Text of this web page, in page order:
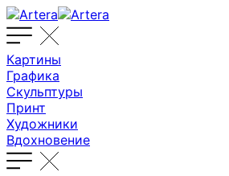
Картины
Графика
Скульптуры
Принт
Художники
Вдохновение